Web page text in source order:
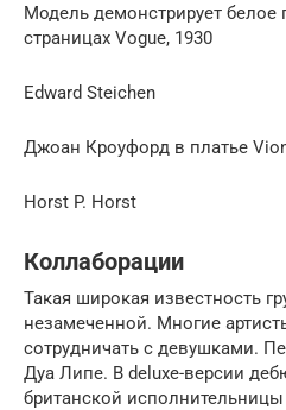
Модель демонстрирует белое
страницах Vogue, 1930
Edward Steichen
Джоан Кроуфорд в платье
Horst P. Horst
Коллаборации
Такая широкая известность
незамеченной. Многие
сотрудничать с девушками.
Дуа Липе. В deluxe-версии
британской